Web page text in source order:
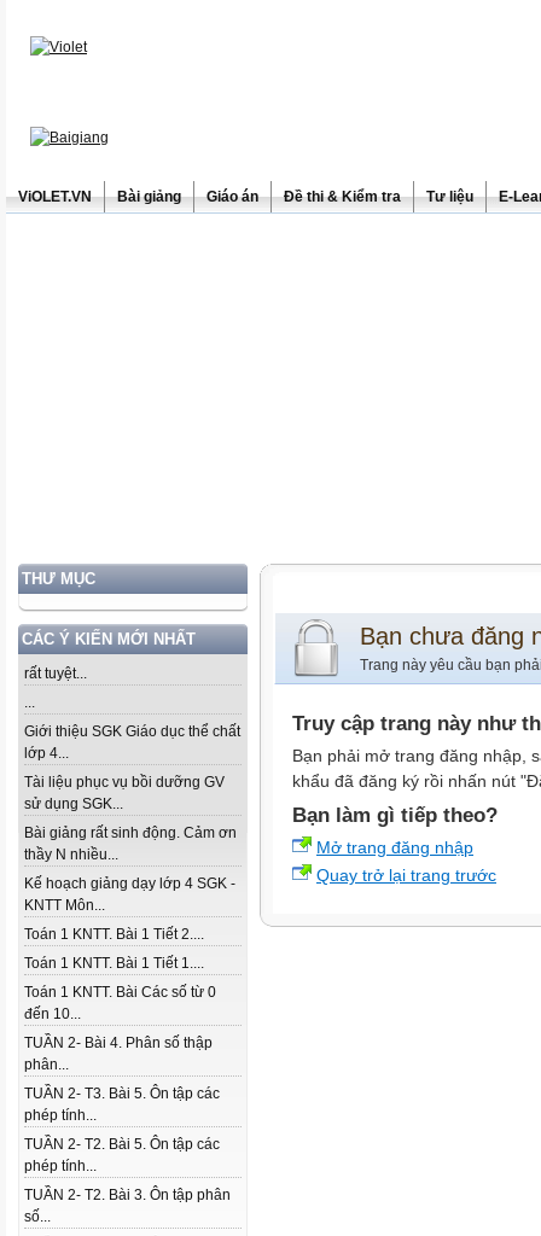
ViOLET.VN Bài giảng Giáo án Đề thi & Kiểm tra Tư liệu E-
THƯ MỤC
CÁC Ý KIẾN MỚI NHẤT
rất tuyệt...
...
Giới thiệu SGK Giáo dục thể chất
lớp 4...
Tài liệu phục vụ bồi dưỡng GV
sử dụng SGK...
Bài giảng rất sinh động. Cảm ơn
thầy N nhiều...
Kế hoạch giảng dạy lớp 4 SGK -
KNTT Môn...
Toán 1 KNTT. Bài 1 Tiết 2....
Toán 1 KNTT. Bài 1 Tiết 1....
Toán 1 KNTT. Bài Các số từ 0
đến 10...
TUẦN 2- Bài 4. Phân số thập
phân...
TUẦN 2- T3. Bài 5. Ôn tập các
phép tính...
TUẦN 2- T2. Bài 5. Ôn tập các
phép tính...
TUẦN 2- T2. Bài 3. Ôn tập phân
số...
Bạn chưa đăng
Trang này yêu cầu bạn
Truy cập trang này như
Bạn phải mở trang đăng nhập,
khẩu đã đăng ký rồi nhấn nút
Bạn làm gì tiếp theo?
Mở trang đăng nhập
Quay trở lại trang trước